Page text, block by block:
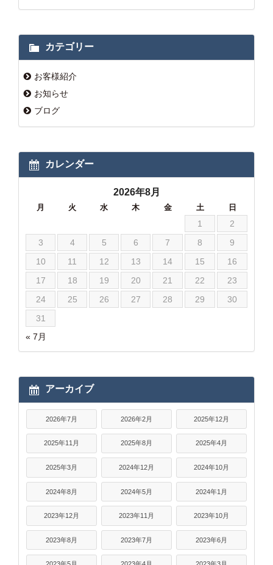
カテゴリー
お客様紹介
お知らせ
ブログ
カレンダー
2026年8月
月 火 水 木 金 土 日
« 7月
1
2
3
4 5 6 7 8
9
10
11 12 13 14 15
16
17
18 19 20 21 22
23
24
25 26 27 28 29
30
31
アーカイブ
2026年7月 2026年2月 2025年12月
2025年11月 2025年8月 2025年4月
2025年3月 2024年12月 2024年10月
2024年8月 2024年5月 2024年1月
2023年12月 2023年11月 2023年10月
2023年8月 2023年7月 2023年6月